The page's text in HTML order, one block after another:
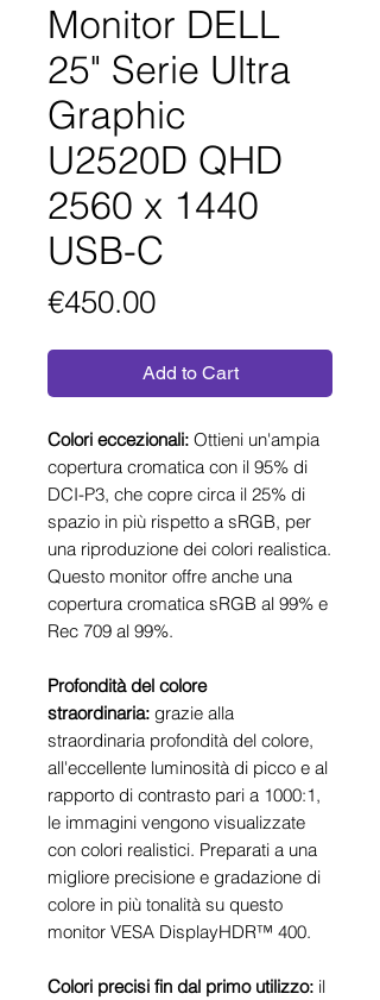
Monitor DELL
25" Serie Ultra
Graphic
U2520D QHD
2560 x 1440
USB-C
€450.00Price
Add to Cart
Colori eccezionali: Ottieni un'ampia
copertura cromatica con il 95% di
DCI-P3, che copre circa il 25% di
spazio in più rispetto a sRGB, per
una riproduzione dei colori realistica.
Questo monitor offre anche una
copertura cromatica sRGB al 99% e
Rec 709 al 99%.
Profondità del colore
straordinaria: grazie alla
straordinaria profondità del colore,
all'eccellente luminosità di picco e al
rapporto di contrasto pari a 1000:1,
le immagini vengono visualizzate
con colori realistici. Preparati a una
migliore precisione e gradazione di
colore in più tonalità su questo
monitor VESA DisplayHDR™ 400.
Colori precisi fin dal primo utilizzo: il